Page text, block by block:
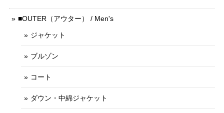
■OUTER（アウター） / Men's
ジャケット
ブルゾン
コート
ダウン・中綿ジャケット